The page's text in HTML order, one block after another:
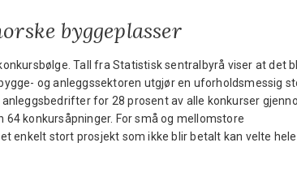
byggeplasser
Tall fra Statistisk sentralbyrå viser at det
og anleggssektoren utgjør en uforholdsmessig
for 28 prosent av alle konkurser
konkursåpninger. For små og mellomstore
enkelt stort prosjekt som ikke blir betalt kan velte hele